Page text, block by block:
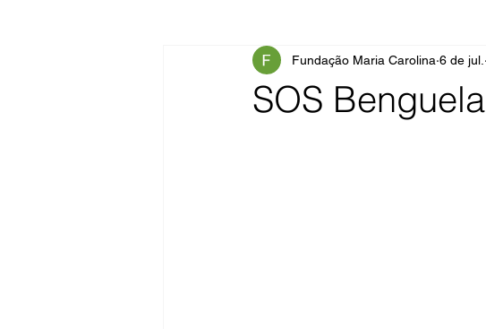
SOS Benguela
Fundação Maria Carolina 6 de jul.